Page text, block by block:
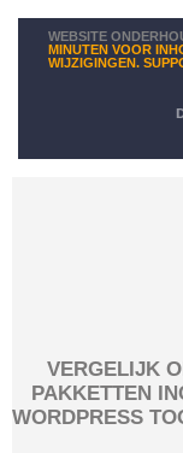
WEBSITE
MINUTEN VOOR
WIJZIGINGEN.
VERGELIJK
PAKKETTEN
WORDPRESS